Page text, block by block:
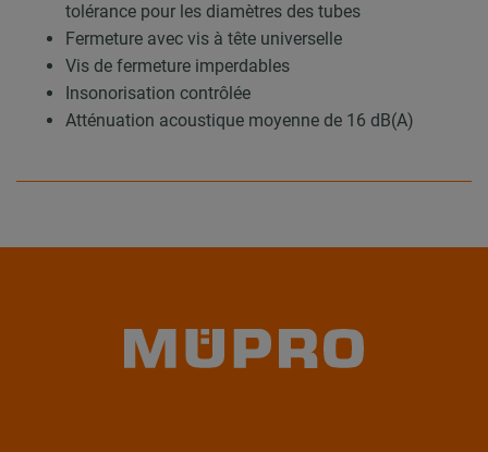
tolérance pour les diamètres des tubes
Fermeture avec vis à tête universelle
Vis de fermeture imperdables
Insonorisation contrôlée
Atténuation acoustique moyenne de 16 dB(A)